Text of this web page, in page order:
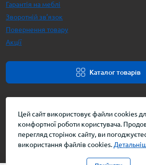
Гарантія на меблі
Зворотній зв’язок
Повернення товару
Акції
Каталог товарів
Інтернет-магазин меблів ©
Цей сайт використовує файли cookies
комфортної роботи користувача.
перегляд сторінок сайту, ви
використання файлів cookies.